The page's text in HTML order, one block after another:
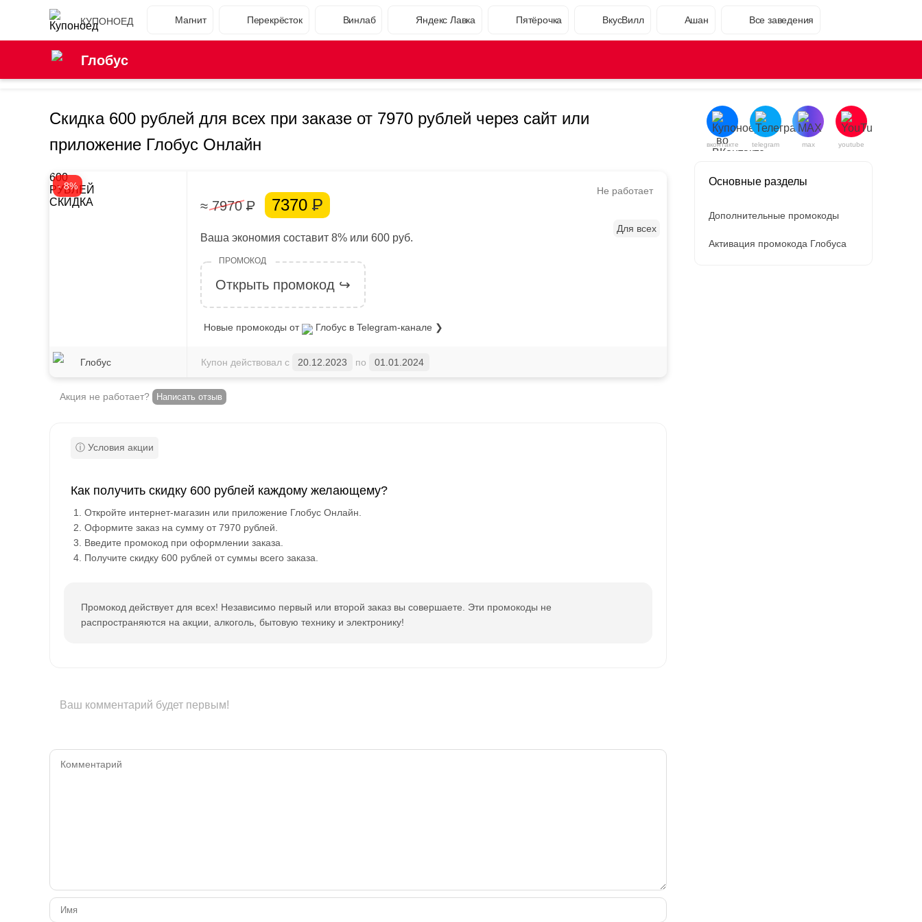
КУПОНОЕД Магнит Перекрёсток Винлаб Яндекс Лавка Пятёрочка ВкусВилл Ашан Все заведения
Глобус
Скидка 600 рублей для всех при заказе от 7970 рублей через сайт или
приложение Глобус Онлайн
- 8%
600
РУБЛЕЙ
СКИДКА
Глобус
Не работает
≈ 7970Р 7370 Р
Ваша экономия составит 8% или 600 руб.
Открыть промокод ↪
Новые промокоды от Глобус в Telegram-канале ❯
Для всех
Купон действовал с 20.12.2023 по 01.01.2024
Акция не работает? Написать отзыв
Как получить скидку 600 рублей каждому желающему?
Откройте интернет-магазин или приложение Глобус Онлайн.
Оформите заказ на сумму от 7970 рублей.
Введите промокод при оформлении заказа.
Получите скидку 600 рублей от суммы всего заказа.
Промокод действует для всех! Независимо первый или второй заказ вы совершаете. Эти промокоды не
распространяются на акции, алкоголь, бытовую технику и электронику!
Ваш комментарий будет первым!
вконтакте telegram max youtube
Основные разделы
Дополнительные промокоды
Активация промокода Глобуса